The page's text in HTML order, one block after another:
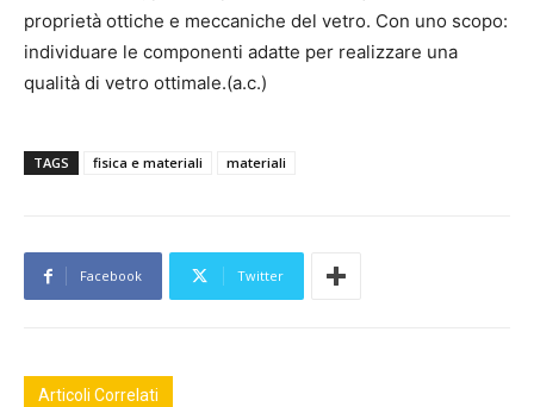
proprietà ottiche e meccaniche del vetro. Con uno scopo:
individuare le componenti adatte per realizzare una
qualità di vetro ottimale.(a.c.)
TAGS fisica e materiali materiali
Facebook Twitter
Articoli Correlati